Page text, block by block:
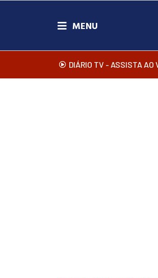
DIÁRIO TV - ASSISTA AO